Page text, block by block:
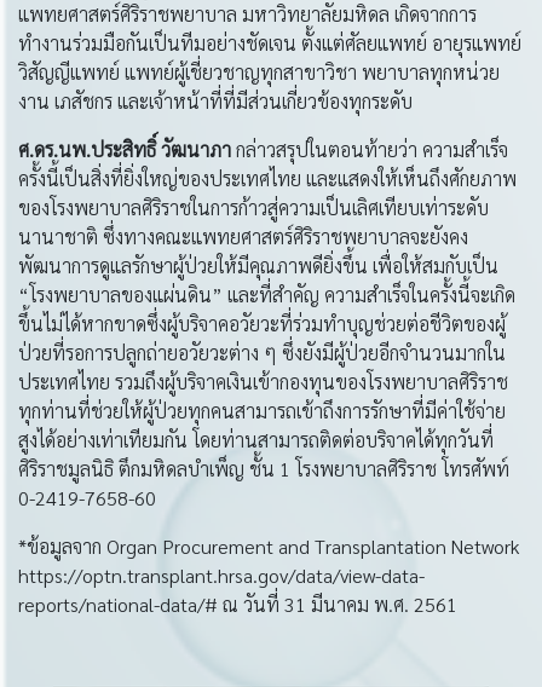
แพทยศาสตร์ศิริราชพยาบาล มหาวิทยาลัยมหิดล เกิดจากการ
ทำงานร่วมมือกันเป็นทีมอย่างชัดเจน ตั้งแต่ศัลยแพทย์ อายุรแพทย์
วิสัญญีแพทย์ แพทย์ผู้เชี่ยวชาญทุกสาขาวิชา พยาบาลทุกหน่วย
งาน เภสัชกร และเจ้าหน้าที่ที่มีส่วนเกี่ยวข้องทุกระดับ
ศ.ดร.นพ.ประสิทธิ์ วัฒนาภากล่าวสรุปในตอนท้ายว่า ความสำเร็จ
ครั้งนี้เป็นสิ่งที่ยิ่งใหญ่ของประเทศไทย และแสดงให้เห็นถึงศักยภาพ
ของโรงพยาบาลศิริราชในการก้าวสู่ความเป็นเลิศเทียบเท่าระดับ
นานาชาติ ซึ่งทางคณะแพทยศาสตร์ศิริราชพยาบาลจะยังคง
พัฒนาการดูแลรักษาผู้ป่วยให้มีคุณภาพดียิ่งขึ้น เพื่อให้สมกับเป็น
“โรงพยาบาลของแผ่นดิน” และที่สำคัญ ความสำเร็จในครั้งนี้จะเกิด
ขึ้นไม่ได้หากขาดซึ่งผู้บริจาคอวัยวะที่ร่วมทำบุญช่วยต่อชีวิตของผู้
ป่วยที่รอการปลูกถ่ายอวัยวะต่าง ๆ ซึ่งยังมีผู้ป่วยอีกจำนวนมากใน
ประเทศไทย รวมถึงผู้บริจาคเงินเข้ากองทุนของโรงพยาบาลศิริราช
ทุกท่านที่ช่วยให้ผู้ป่วยทุกคนสามารถเข้าถึงการรักษาที่มีค่าใช้จ่าย
สูงได้อย่างเท่าเทียมกัน โดยท่านสามารถติดต่อบริจาคได้ทุกวันที่
ศิริราชมูลนิธิ ตึกมหิดลบำเพ็ญ ชั้น 1 โรงพยาบาลศิริราช โทรศัพท์
0-2419-7658-60
*ข้อมูลจาก Organ Procurement and Transplantation Network
https://optn.transplant.hrsa.gov/data/view-data-
reports/national-data/# ณ วันที่ 31 มีนาคม พ.ศ. 2561